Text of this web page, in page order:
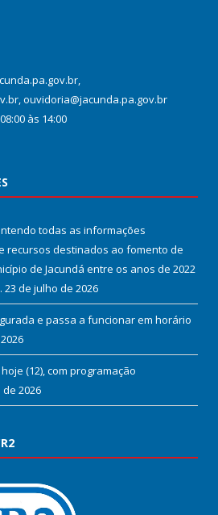
ouvidoria@jacunda.pa.gov.br
às 14:00
todas as informações
recursos destinados ao fomento de
de Jacundá entre os anos de 2022
23 de julho de 2026
e passa a funcionar em horário
(12), com programação
2026